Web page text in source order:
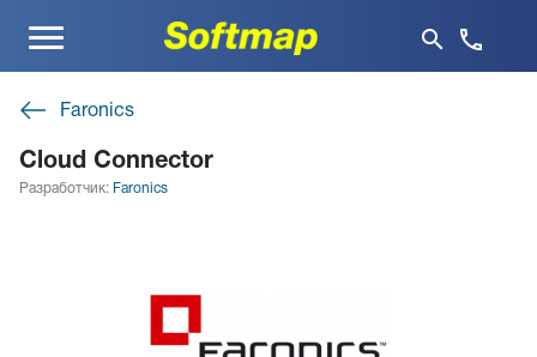
Меню
Faronics
Cloud Connector
Разработчик: Faronics